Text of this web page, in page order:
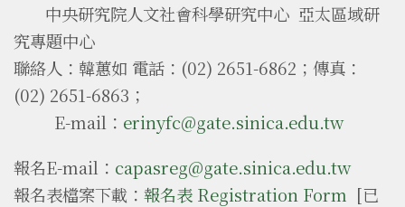
中央研究院人文社會科學研究中心 亞太區域研
究專題中心
聯絡人：韓蕙如 電話：(02) 2651-6862；傳真：
(02) 2651-6863；
E-mail： erinyfc@gate.sinica.edu.tw
報名E-mail： capasreg@gate.sinica.edu.tw
報名表檔案下載： 報名表 Registration Form [已